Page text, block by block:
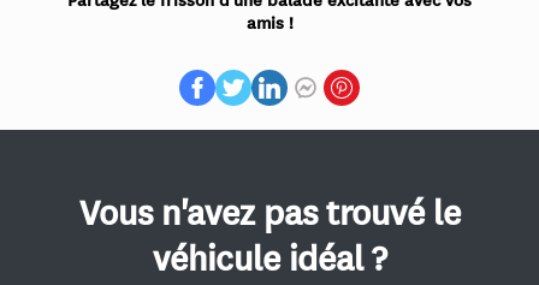
amis !
Vous n'avez pas trouvé le
véhicule idéal ?